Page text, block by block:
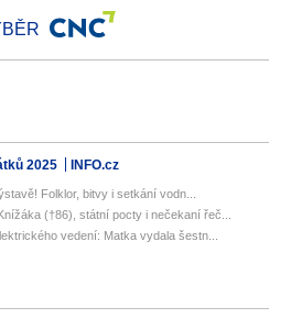
2025 INFO.cz
Folklor, bitvy i setkání vodn...
(†86), státní pocty i nečekaní řeč...
vedení: Matka vydala šestn...